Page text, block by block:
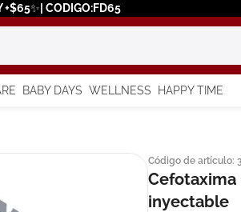
+$65✨| CODIGO:FD65
BABY DAYS WELLNESS HAPPY TIME
Código de artículo:
inyectable